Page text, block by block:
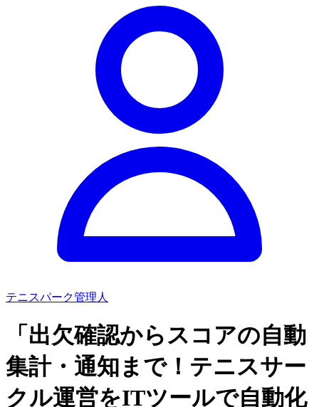
テニスパーク管理人
「出欠確認からスコアの自動
集計・通知まで！テニスサー
クル運営をITツールで自動化